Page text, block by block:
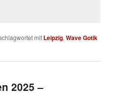
mit Leipzig,Wave Gotik
2025 –